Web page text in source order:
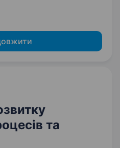
та